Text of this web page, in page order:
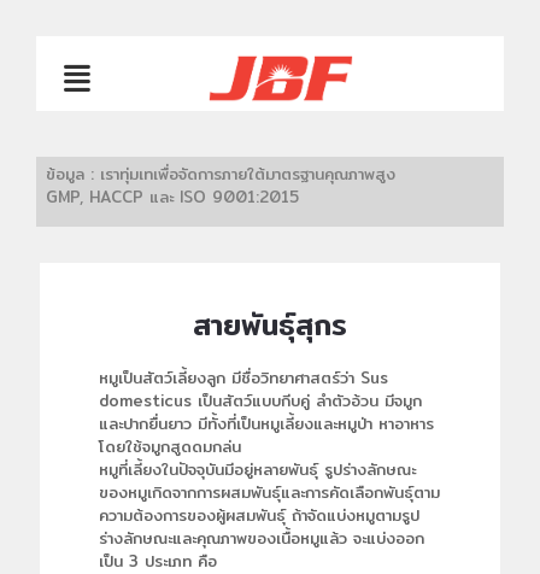
ข้อมูล : เราทุ่มเทเพื่อจัดการภายใต้มาตรฐานคุณภาพสูง
GMP, HACCP และ ISO 9001:2015
สายพันธุ์สุกร
หมูเป็นสัตว์เลี้ยงลูก มีชื่อวิทยาศาสตร์ว่า Sus
domesticus เป็นสัตว์แบบกีบคู่ ลำตัวอ้วน มีจมูก
และปากยื่นยาว มีทั้งที่เป็นหมูเลี้ยงและหมูป่า หาอาหาร
โดยใช้จมูกสูดดมกล่น
หมูที่เลี้ยงในปัจจุบันมีอยู่หลายพันธุ์ รูปร่างลักษณะ
ของหมูเกิดจากการผสมพันธุ์และการคัดเลือกพันธุ์ตาม
ความต้องการของผู้ผสมพันธุ์ ถ้าจัดแบ่งหมูตามรูป
ร่างลักษณะและคุณภาพของเนื้อหมูแล้ว จะแบ่งออก
เป็น 3 ประเภท คือ